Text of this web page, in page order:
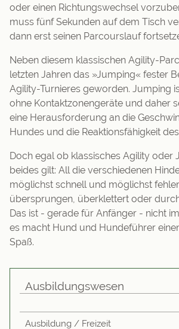
oder einen Richtungswechsel
muss fünf Sekunden auf dem Tisch
dann erst seinen Parcourslauf
Neben diesem klassischen Agility-
letzten Jahren das »Jumping« fester
Agility-Turnieres geworden. Jumping
ohne Kontaktzonengeräte und daher
eine Herausforderung an die
Hundes und die Reaktionsfähigkeit
Doch egal ob klassisches Agility oder
beides gilt: All die verschiedenen
möglichst schnell und möglichst
übersprungen, überklettert oder
Das ist - gerade für Anfänger - nicht
es macht Hund und Hundeführer
Spaß.
Ausbildungswesen
Ausbildung / Freizeit